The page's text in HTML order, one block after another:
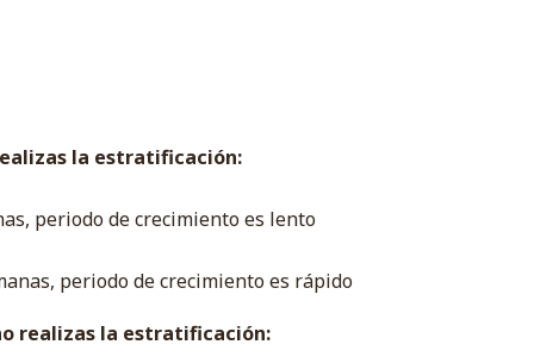
la estratificación:
periodo de crecimiento es lento
periodo de crecimiento es rápido
realizas la estratificación: